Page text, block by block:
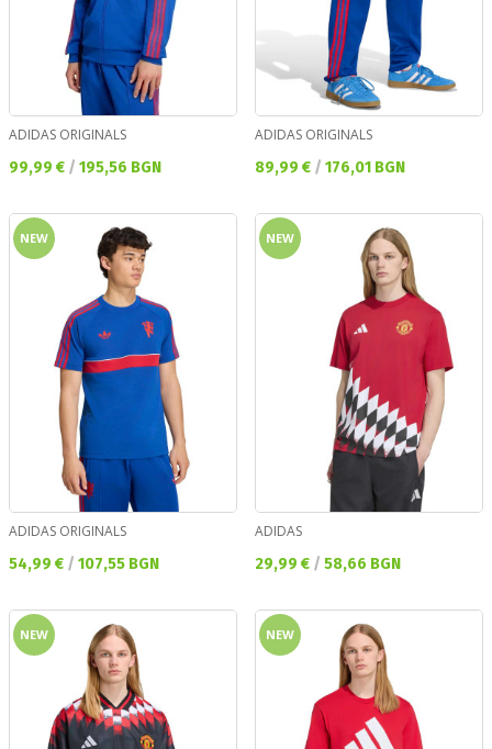
ADIDAS ORIGINALS
Текуща цена:
99,99 € / 195,56 BGN
ADIDAS ORIGINALS
Текуща цена:
89,99 € / 176,01 BGN
NEW
ADIDAS ORIGINALS
Текуща цена:
54,99 € / 107,55 BGN
NEW
ADIDAS
Текуща цена:
29,99 € / 58,66 BGN
NEW NEW